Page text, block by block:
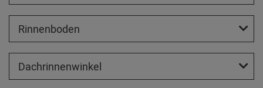
Rinnenboden
Dachrinnenwinkel